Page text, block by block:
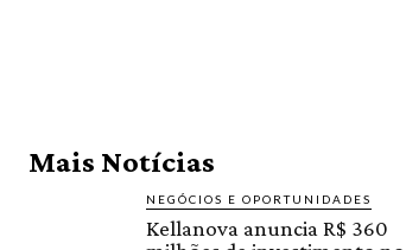
Mais Notícias
NEGÓCIOS E OPORTUNIDADES
Kellanova anuncia R$ 360